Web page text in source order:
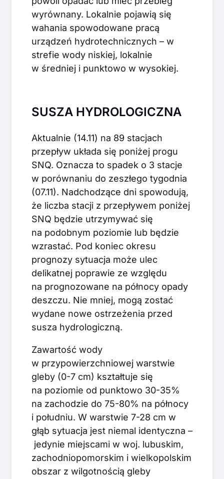
wyrównany. Lokalnie pojawią się
wahania spowodowane pracą
urządzeń hydrotechnicznych – w
strefie wody niskiej, lokalnie
w średniej i punktowo w wysokiej.
SUSZA HYDROLOGICZNA
Aktualnie (14.11) na 89 stacjach
przepływ układa się poniżej progu
SNQ. Oznacza to spadek o 3 stacje
w porównaniu do zeszłego tygodnia
(07.11). Nadchodzące dni spowodują,
że liczba stacji z przepływem poniżej
SNQ będzie utrzymywać się
na podobnym poziomie lub będzie
wzrastać. Pod koniec okresu
prognozy sytuacja może ulec
delikatnej poprawie ze względu
na prognozowane na północy opady
deszczu. Nie mniej, mogą zostać
wydane nowe ostrzeżenia przed
susza hydrologiczną.
Zawartość wody
w przypowierzchniowej warstwie
gleby (0-7 cm) kształtuje się
na poziomie od punktowo 30-35%
na zachodzie do 75-80% na północy
i południu. W warstwie 7-28 cm w
głąb sytuacja jest niemal identyczna –
jedynie miejscami w woj. lubuskim,
zachodniopomorskim i wielkopolskim
obszar z wilgotnością gleby